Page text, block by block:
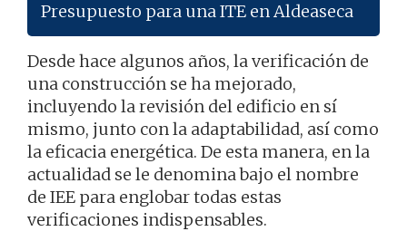
Presupuesto para una ITE en Aldeaseca
Desde hace algunos años, la verificación de
una construcción se ha mejorado,
incluyendo la revisión del edificio en sí
mismo, junto con la adaptabilidad, así como
la eficacia energética. De esta manera, en la
actualidad se le denomina bajo el nombre
de IEE para englobar todas estas
verificaciones indispensables.